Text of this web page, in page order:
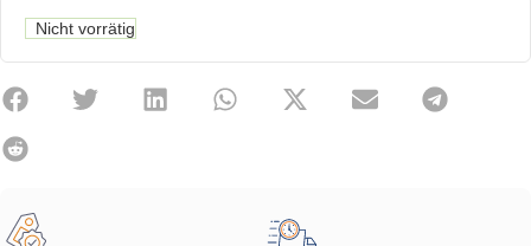
Nicht vorrätig